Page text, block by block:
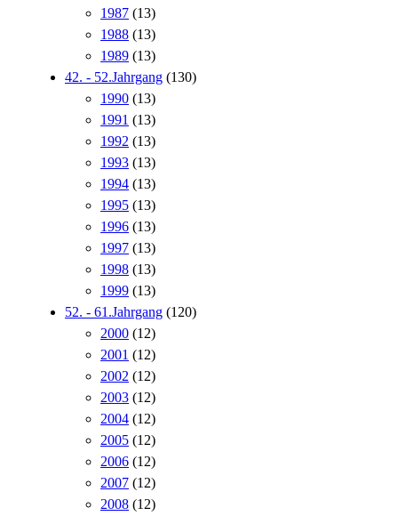
1987 (13)
1988 (13)
1989 (13)
42. - 52.Jahrgang (130)
1990 (13)
1991 (13)
1992 (13)
1993 (13)
1994 (13)
1995 (13)
1996 (13)
1997 (13)
1998 (13)
1999 (13)
52. - 61.Jahrgang (120)
2000 (12)
2001 (12)
2002 (12)
2003 (12)
2004 (12)
2005 (12)
2006 (12)
2007 (12)
2008 (12)